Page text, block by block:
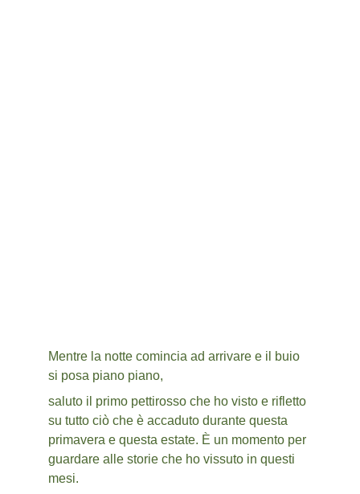
Mentre la notte comincia ad arrivare e il buio
si posa piano piano,
saluto il primo pettirosso che ho visto e rifletto
su tutto ciò che è accaduto durante questa
primavera e questa estate. È un momento per
guardare alle storie che ho vissuto in questi
mesi.